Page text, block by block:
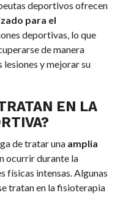
deportivos ofrecen
para el
deportivas, lo que
de manera
y mejorar su
EN LA
de tratar unaamplia
ocurrir durante la
físicas intensas. Algunas
tratan en la fisioterapia